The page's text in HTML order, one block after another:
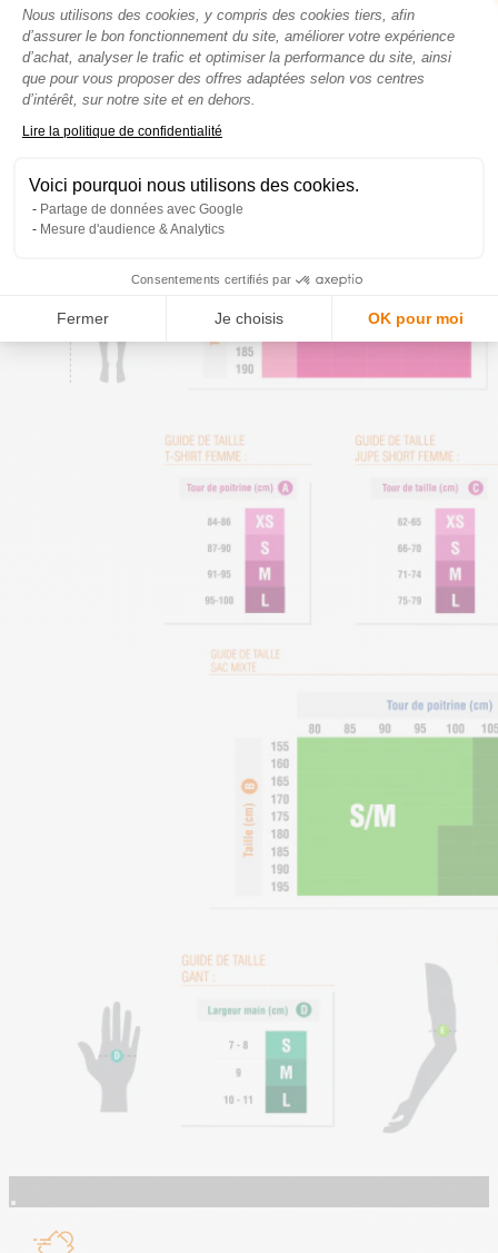
Plateforme de Gestion du
Nous utilisons des cookies, y compris des cookies tiers, afin
d’assurer le bon fonctionnement du site, améliorer votre expérience
d’achat, analyser le trafic et optimiser la performance du site, ainsi
que pour vous proposer des offres adaptées selon vos centres
d’intérêt, sur notre site et en dehors.
Lire la politique de confidentialité
Voici pourquoi nous utilisons des cookies.
Partage de données avec Google
Mesure d'audience & Analytics
Consentements certifiés par
Fermer Je choisis OK pour moi
Axeptio consent